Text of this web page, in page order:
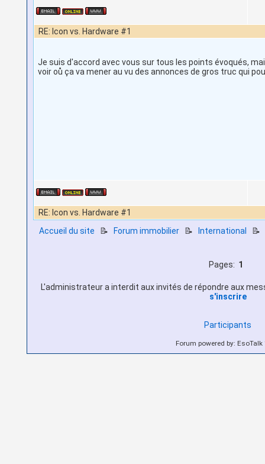
RE: Icon vs. Hardware #1
Je suis d'accord avec vous sur tous les points évoqués,
voir oů ça va mener au vu des annonces de gros truc qui
RE: Icon vs. Hardware #1
Accueil du site
📝 Forum immobilier 📝 International 📝
Pages: 1
L'administrateur a interdit aux invités de répondre aux
s'inscrire
Participants
Forum powered by: EsoTalk